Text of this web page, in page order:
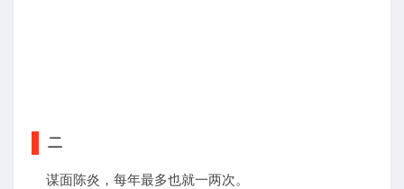
二
谋面陈炎，每年最多也就一两次。